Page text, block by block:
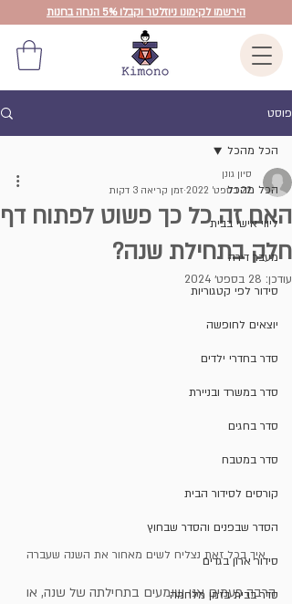
הירשמו לקימונו ניוזלטר וקבלו 5% הנחה בחנות
פוסט
הכל מהכל
ליווי אישי בבית
מעבר דירה
סידור לפי קטגוריות
יוצאים לחופשה
סדר בחדרי ילדים
סדר במשרד ובניירת
סדר בחגים
סדר במטבח
קורסים לסידור הבית
הסדר שבפנים והסדר שבחוץ
סידור ארון בגדים
סדר בבית בזמן מלחמה
הכל מהכל
האם זה כל כך פשוט לפתוח דף
חלק בתחילת שנה?
סיון גונן
22 בספט׳ 2022
זמן קריאה 3 דקות
עודכן: 28 בספט׳ 2024
איך בכל זאת נצליח לשים מאחור את השנה שעברה
הרבה פעמים אנו שומעים בתחילתה של שנה, או